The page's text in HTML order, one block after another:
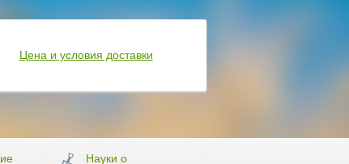
Цена и условия доставки
Науки о